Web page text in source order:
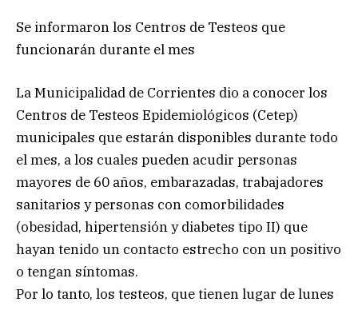
Se informaron los Centros de Testeos que
funcionarán durante el mes
La Municipalidad de Corrientes dio a conocer los
Centros de Testeos Epidemiológicos (Cetep)
municipales que estarán disponibles durante todo
el mes, a los cuales pueden acudir personas
mayores de 60 años, embarazadas, trabajadores
sanitarios y personas con comorbilidades
(obesidad, hipertensión y diabetes tipo II) que
hayan tenido un contacto estrecho con un positivo
o tengan síntomas.
Por lo tanto, los testeos, que tienen lugar de lunes